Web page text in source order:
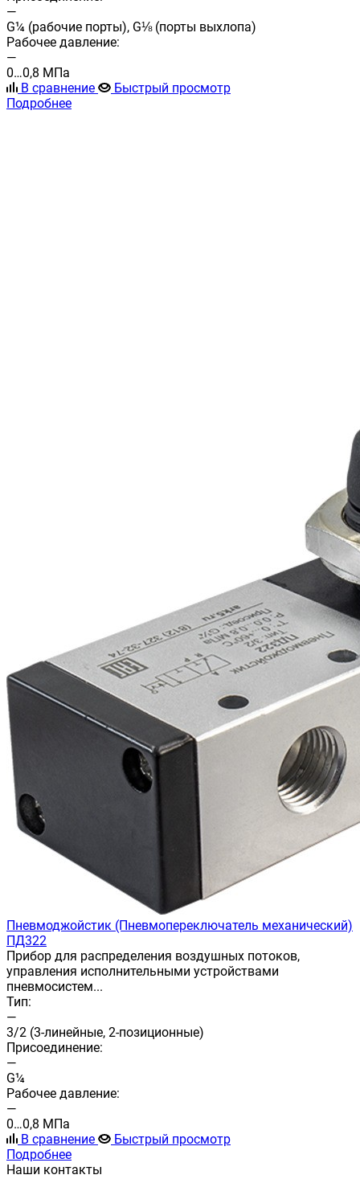
—
G¼ (рабочие порты), G⅛ (порты выхлопа)
Рабочее давление:
—
0…0,8 МПа
В сравнение
Быстрый просмотр
Подробнее
Пневмоджойстик (Пневмопереключатель механический)
ПД322
Прибор для распределения воздушных потоков,
управления исполнительными устройствами
пневмосистем...
Тип:
—
3/2 (3-линейные, 2-позиционные)
Присоединение:
—
G¼
Рабочее давление:
—
0…0,8 МПа
В сравнение
Быстрый просмотр
Подробнее
Наши контакты